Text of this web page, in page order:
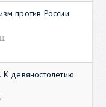
против России:
девяностолетию